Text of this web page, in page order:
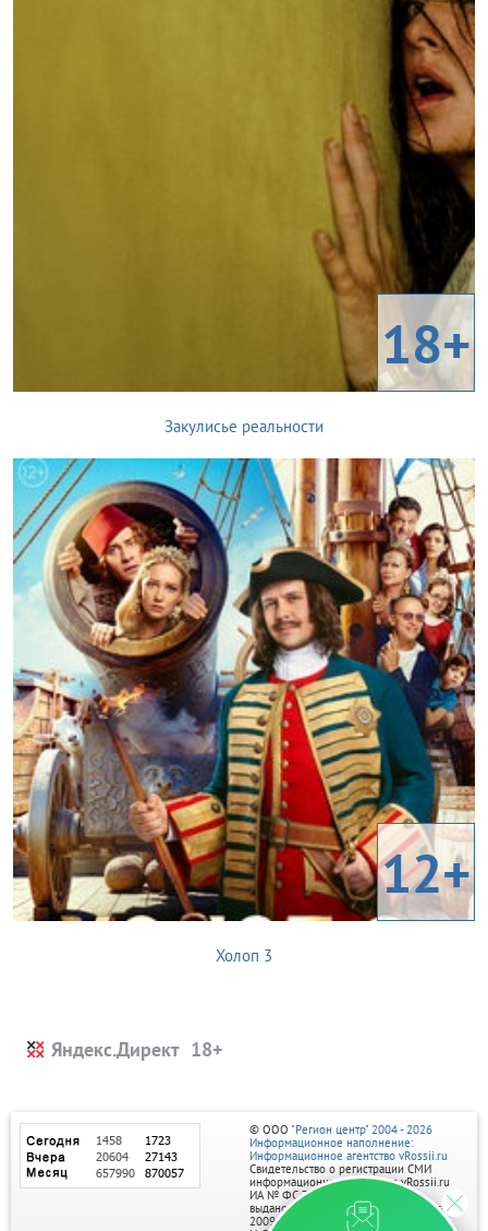
18+
Закулисье реальности
12+
Холоп 3
Яндекс.Директ
© ООО "Регион центр" 2004 - 2026
Информационное наполнение:
Информационное агентство vRossii.ru
Свидетельство о регистрации СМИ
информационного агентства vRossii.ru
ИА № ФС 77‑35502
выдано РОСКОМНАДЗОРом 04 марта
2009г.